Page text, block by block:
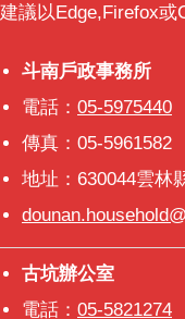
建議以Edge,Firefox或
斗南戶政事務所
斗南戶政事務所
電話： 05-5975440
傳真：05-5961582
地址：630044雲林
古坑辦公室
古坑辦公室
電話： 05-5821274